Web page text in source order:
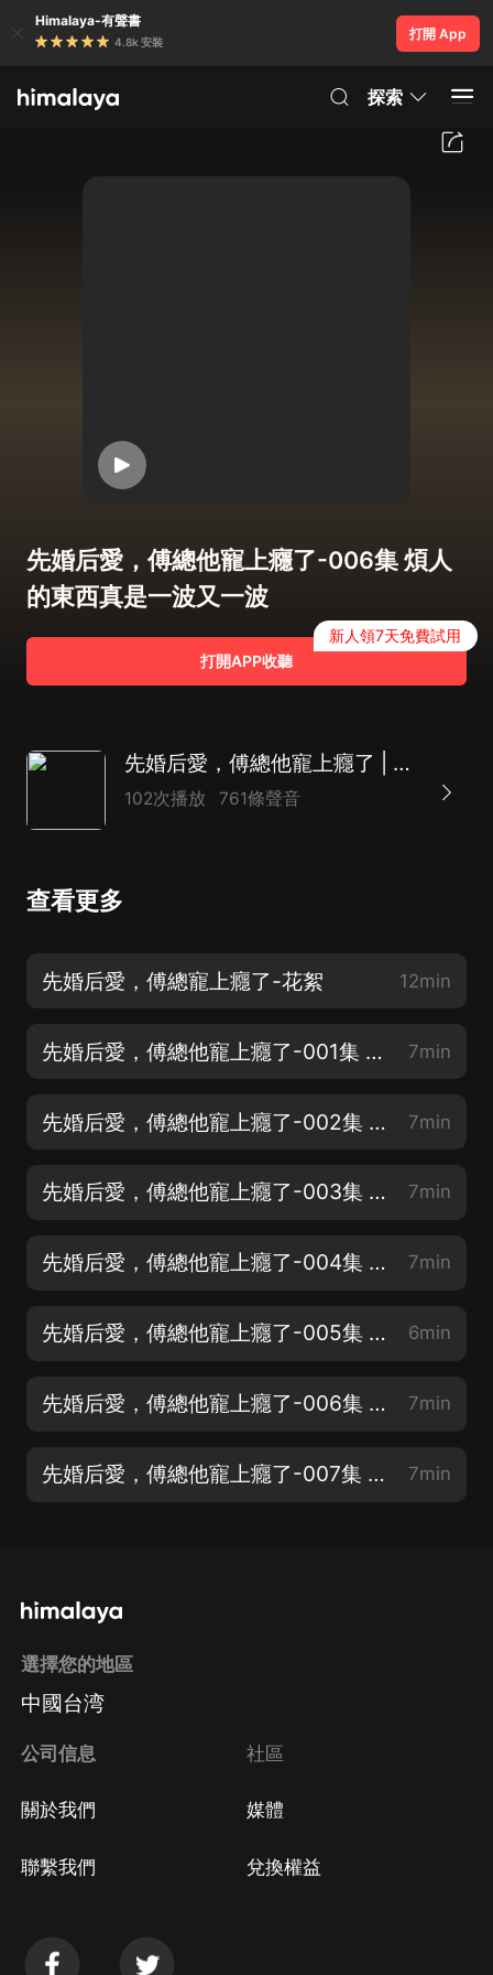
Himalaya-有聲書
4.8k 安裝
打開 App
探索
先婚后愛，傅總他寵上癮了-006集 煩人
的東西真是一波又一波
打開APP收聽
新人領7天免費試用
先婚后愛，傅總他寵上癮了 | 豪門聯姻 | 霸道總裁
102次播放 761條聲音
查看更多
先婚后愛，傅總寵上癮了-花絮 12min
先婚后愛，傅總他寵上癮了-001集 看下臉，咋就這麼難（已修改） 7min
先婚后愛，傅總他寵上癮了-002集 問題在哪兒 7min
先婚后愛，傅總他寵上癮了-003集 插翅難逃 7min
先婚后愛，傅總他寵上癮了-004集 各懷各的小心思 7min
先婚后愛，傅總他寵上癮了-005集 顏值當道 6min
先婚后愛，傅總他寵上癮了-006集 煩人的東西真是一波又一波 7min
先婚后愛，傅總他寵上癮了-007集 這個新婚賀禮很特别 7min
選擇您的地區
中國台湾
公司信息
關於我們
聯繫我們
社區
媒體
兌換權益